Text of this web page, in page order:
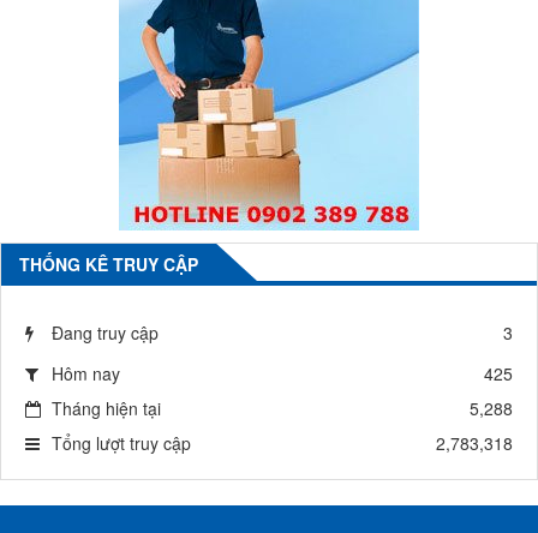
THỐNG KÊ TRUY CẬP
Đang truy cập
3
Hôm nay
425
Tháng hiện tại
5,288
Tổng lượt truy cập
2,783,318